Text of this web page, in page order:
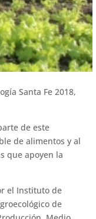
Santa Fe 2018,
de este
de alimentos y al
que apoyen la
el Instituto de
de